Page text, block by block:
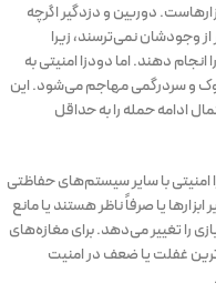
دوربین و دزدگیر اگرچه
از وجودشان نمی‌ترسند، زیرا
دهند. اما دودزا امنیتی به
و سردرگمی مهاجم می‌شود. این
ادامه حمله را به حداقل
با سایر سیستم‌های حفاظتی
یا صرفاً ناظر هستند یا مانع
را تغییر می‌دهد. برای مغازه‌های
غفلت یا ضعف در امنیت